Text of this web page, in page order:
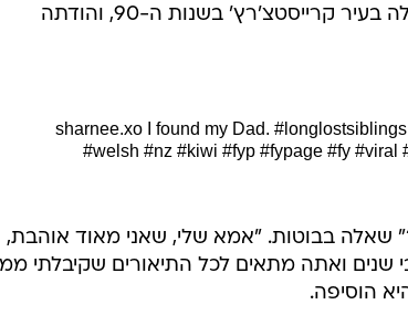
את?" בהמשך השיחה היא שאלה על הזמן שבילה בעיר קרייסטצ'רץ' בשנות ה-90, והודתה
I found my Dad. #longlostsiblings
#welsh #nz #kiwi #fyp #fypage #fy #viral
בבוטות. "אמא שלי, שאני מאוד אוהבת,
ואתה מתאים לכל התיאורים שקיבלתי
הוסיפה.